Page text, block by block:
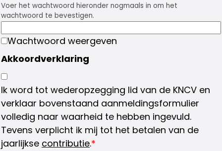
Voer het wachtwoord hieronder nogmaals in om het
wachtwoord te bevestigen.
Wachtwoord weergeven
Akkoordverklaring
Ik word tot wederopzegging lid van de KNCV en
verklaar bovenstaand aanmeldingsformulier
volledig naar waarheid te hebben ingevuld.
Tevens verplicht ik mij tot het betalen van de
jaarlijkse contributie.*